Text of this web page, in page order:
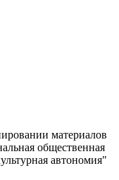
материалов
общественная
автономия"